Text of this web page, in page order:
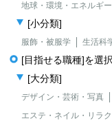
地球・環境・エネルギー
[小分類]
服飾・被服学 生活科
[目指せる職種]を選
[大分類]
デザイン・芸術・写真
エステ・ネイル・リラ